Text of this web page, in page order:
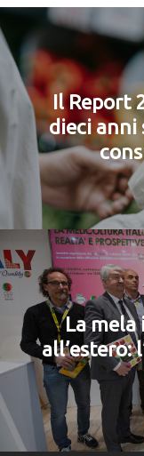
Il Report
dieci anni
La
all’estero: